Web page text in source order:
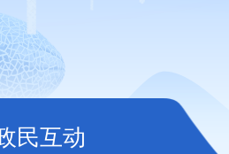
民互动